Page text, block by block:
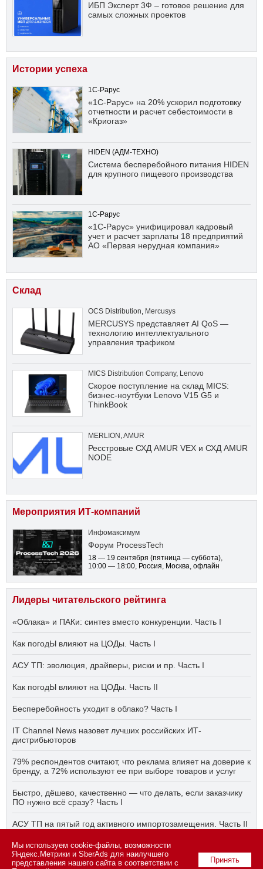
ИБП Эксперт 3Ф – готовое решение для
самых сложных проектов
Истории успеха
1С-Рарус
«1С-Рарус» на 20% ускорил подготовку
отчетности и расчет себестоимости в
«Криогаз»
HIDEN (АДМ-ТЕХНО)
Система бесперебойного питания HIDEN
для крупного пищевого производства
1С-Рарус
«1С-Рарус» унифицировал кадровый
учет и расчет зарплаты 18 предприятий
АО «Первая нерудная компания»
Склад
OCS Distribution, Mercusys
MERCUSYS представляет AI QoS —
технологию интеллектуального
управления трафиком
MICS Distribution Company, Lenovo
Скорое поступление на склад MICS:
бизнес-ноутбуки Lenovo V15 G5 и
ThinkBook
MERLION ,AMUR
Ресстровые СХД AMUR VEX и СХД AMUR
NODE
Мероприятия ИТ-компаний
Инфомаксимум
Форум ProcessTech
18 — 19 сентября (пятница — суббота),
10:00 — 18:00, Россия, Москва, офлайн
Лидеры читательского рейтинга
«Облака» и ПАКи: синтез вместо конкуренции. Часть I
Как погодЫ влияют на ЦОДы. Часть I
АСУ ТП: эволюция, драйверы, риски и пр. Часть I
Как погодЫ влияют на ЦОДы. Часть II
Бесперебойность уходит в облако? Часть I
IT Channel News назовет лучших российских ИТ-
дистрибьюторов
79% респондентов считают, что реклама влияет на доверие к
бренду, а 72% используют ее при выборе товаров и услуг
Быстро, дёшево, качественно — что делать, если заказчику
ПО нужно всё сразу? Часть I
АСУ ТП на пятый год активного импортозамещения. Часть II
Бесперебойность уходит в облако? Часть II
Принять
Мы используем cookie-файлы, возможности
Яндекс.Метрики и SberAds для наилучшего
представления нашего сайта в соответствии с